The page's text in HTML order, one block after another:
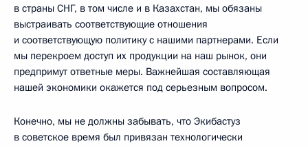
в страны СНГ, в том числе и в Казахстан, мы обязаны
выстраивать соответствующие отношения
и соответствующую политику с нашими партнерами. Если
мы перекроем доступ их продукции на наш рынок, они
предпримут ответные меры. Важнейшая составляющая
нашей экономики окажется под серьезным вопросом.
Конечно, мы не должны забывать, что Экибастуз
в советское время был привязан технологически